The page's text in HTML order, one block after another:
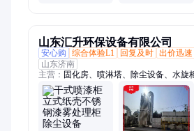
山东汇升环保设备有限公司
安心购
综合体验L1 回复及时 出价迅速
山东济南
主营： 固化房、喷淋塔、除尘设备、水旋
喷漆柜、家具喷烤漆房、汽车喷烤漆房、
房、袋除尘器、焊烟除尘器、脉冲吸尘器
缩房、电捕焦油器、静电除尘器、空气净
箱、催化燃烧设备、工业喷涂设备、静电